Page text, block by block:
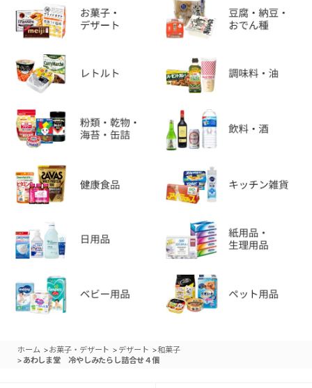
ホーム >お菓子・デザート > デザート >和菓子
> あわしま堂 冷やしみたらし詰合せ４個